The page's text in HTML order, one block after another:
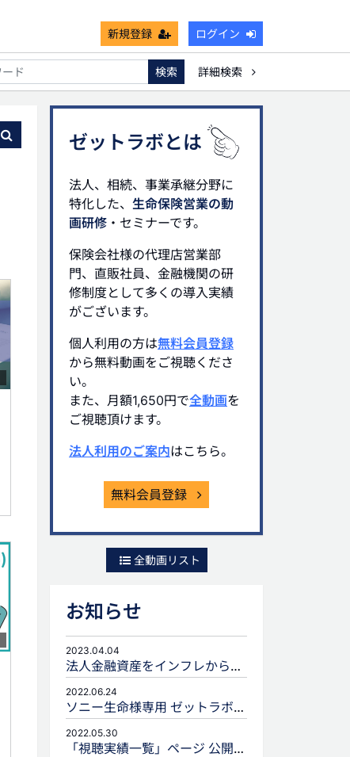
新規登録 ログイン
死亡保険金非課税枠 キャッシュフロー 宗教法人
検索
詳細検索
ゼットラボとは
法人、相続、事業承継分野に
特化した、 生命保険営業の動
画研修 ・セミナーです。
保険会社様の代理店営業部
門、直販社員、金融機関の研
修制度として多くの導入実績
がございます。
個人利用の方は無料会員登録
から無料動画をご視聴くださ
い。
また、月額1,650円で全動画を
ご視聴頂けます。
法人利用のご案内はこちら。
無料会員登録
全動画リスト
お知らせ
2023.04.04
法人金融資産をインフレから守るための生命保険活用
2022.06.24
ソニー生命様専用 ゼットラボforLIFEPLANNERのご案内
2022.05.30
「視聴実績一覧」ページ 公開のお知らせ